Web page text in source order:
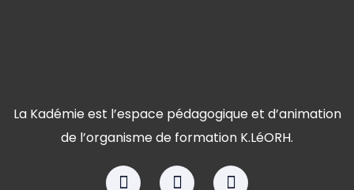
La Kadémie est l’espace pédagogique et d’animation
de l’organisme de formation K.LéORH.